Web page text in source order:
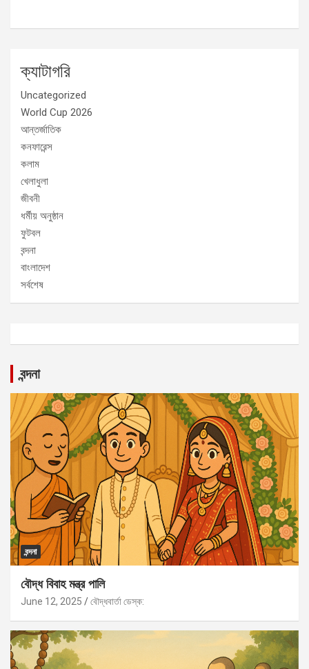
ক্যাটাগরি
Uncategorized
World Cup 2026
আন্তর্জাতিক
কনফারেন্স
কলাম
খেলাধুলা
জীবনী
ধর্মীয় অনুষ্ঠান
ফুটবল
বন্দনা
বাংলাদেশ
সর্বশেষ
বন্দনা
বন্দনা
বৌদ্ধ বিবাহ মন্ত্র পালি
June 12, 2025 বৌদ্ধবার্তা ডেস্ক: